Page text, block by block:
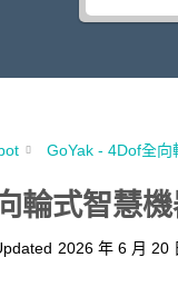
GoYak - 4Dof全向
輪式智慧
2026 年 6 月 20